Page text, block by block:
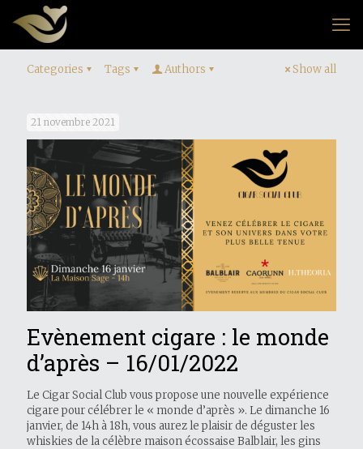
Categories Tags Authors Show all
21 novembre 2021
Evènement cigare : le monde
d’après – 16/01/2022
Le Cigar Social Club vous propose une nouvelle expérience
cigare pour célébrer le « monde d’après ». Le dimanche 16
janvier, de 14h à 18h, vous aurez le plaisir de déguster les
whiskies de la célèbre maison écossaise Balblair, les gins